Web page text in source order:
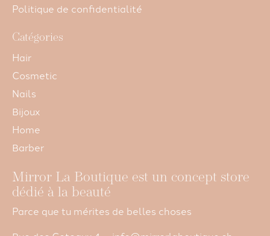
Politique de confidentialité
Catégories
Hair
Cosmetic
Nails
Bijoux
Home
Barber
Mirror La Boutique est un concept store
dédié à la beauté
Parce que tu mérites de belles choses